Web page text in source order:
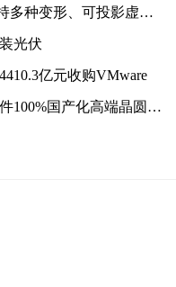
苹果二合一iPad专利获批：支持多种变形、可投影虚拟键盘
光伏
亿元收购VMware
华工科技造出我国首台核心部件100%国产化高端晶圆激光切割设备